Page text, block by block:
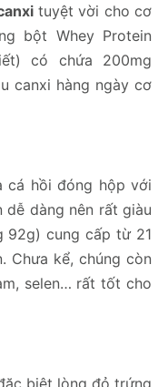
tuyệt vời cho cơ
bột Whey Protein
có chứa 200mg
canxi hàng ngày cơ
cá hồi đóng hộp với
dễ dàng nên rất giàu
92g) cung cấp từ 21
Chưa kể, chúng còn
selen… rất tốt cho
biệt lòng đỏ trứng